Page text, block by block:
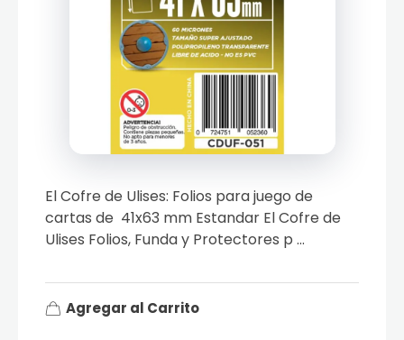
El Cofre de Ulises: Folios para juego de
cartas de 41x63 mm Estandar El Cofre de
Ulises Folios, Funda y Protectores p ...
Agregar al Carrito